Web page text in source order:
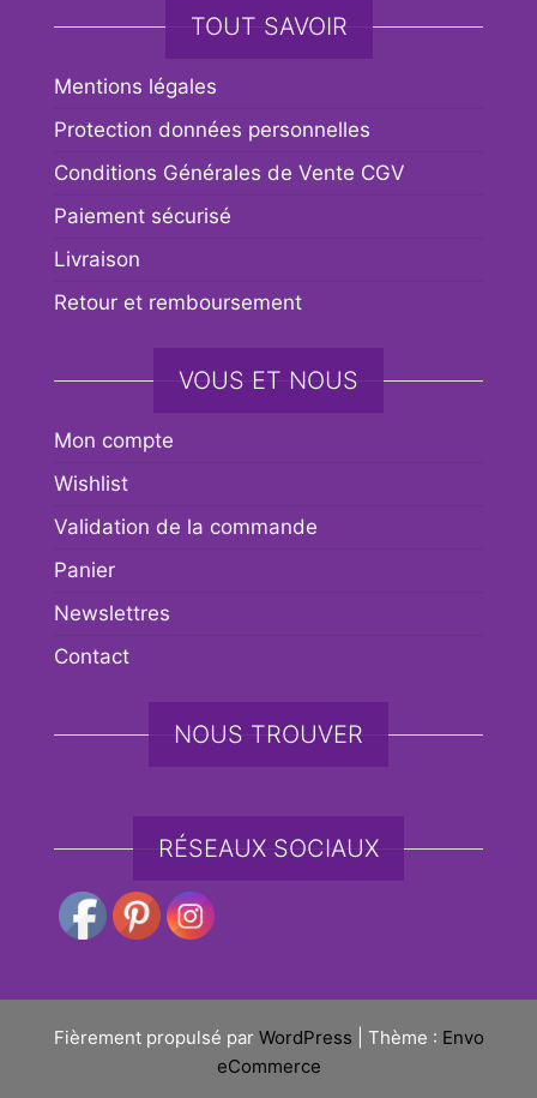
TOUT SAVOIR
Mentions légales
Protection données personnelles
Conditions Générales de Vente CGV
Paiement sécurisé
Livraison
Retour et remboursement
VOUS ET NOUS
Mon compte
Wishlist
Validation de la commande
Panier
Newslettres
Contact
NOUS TROUVER
RÉSEAUX SOCIAUX
Fièrement propulsé par WordPress Thème : Envo
eCommerce